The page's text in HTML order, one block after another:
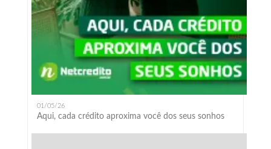
01/05/26
Aqui, cada crédito aproxima você dos seus sonhos